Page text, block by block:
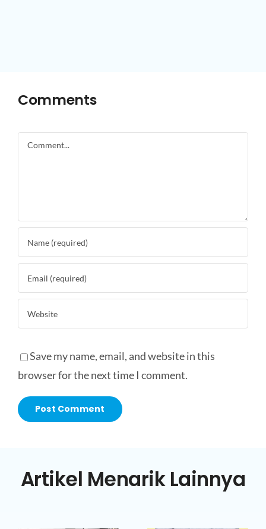
Comments
Comment
Save my name, email, and website in this
browser for the next time I comment.
Artikel Menarik Lainnya